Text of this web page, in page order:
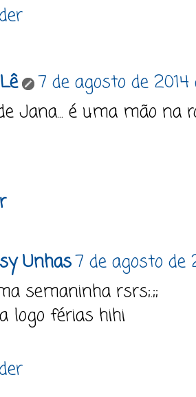
7 de agosto de 2014
Jana... é uma mão na
Unhas7 de agosto de
semaninha rsrs;.;;
logo férias hihi